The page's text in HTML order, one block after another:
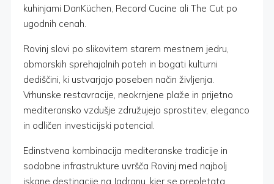
kuhinjami DanKüchen, Record Cucine ali The Cut po
ugodnih cenah.
Rovinj slovi po slikovitem starem mestnem jedru,
obmorskih sprehajalnih poteh in bogati kulturni
dediščini, ki ustvarjajo poseben način življenja.
Vrhunske restavracije, neokrnjene plaže in prijetno
mediteransko vzdušje združujejo sprostitev, eleganco
in odličen investicijski potencial.
Edinstvena kombinacija mediteranske tradicije in
sodobne infrastrukture uvršča Rovinj med najbolj
iskane destinacije na Jadranu, kjer se prepletata